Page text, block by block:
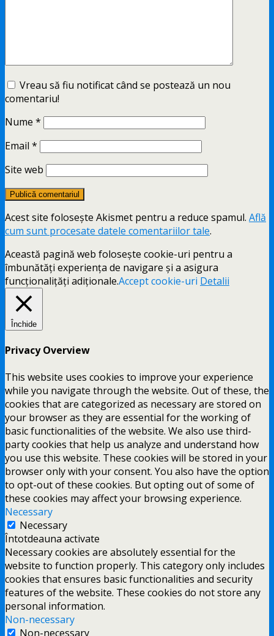
Vreau să fiu notificat când se postează un nou
comentariu!
Nume *
Email *
Site web
Acest site folosește Akismet pentru a reduce spamul. Află
cum sunt procesate datele comentariilor tale.
Această pagină web folosește cookie-uri pentru a
îmbunătăți experiența de navigare și a asigura
funcționalițăți adiționale.Accept cookie-uri Detalii
Închide
Privacy Overview
This website uses cookies to improve your experience
while you navigate through the website. Out of these, the
cookies that are categorized as necessary are stored on
your browser as they are essential for the working of
basic functionalities of the website. We also use third-
party cookies that help us analyze and understand how
you use this website. These cookies will be stored in your
browser only with your consent. You also have the option
to opt-out of these cookies. But opting out of some of
these cookies may affect your browsing experience.
Necessary
Necessary
Întotdeauna activate
Necessary cookies are absolutely essential for the
website to function properly. This category only includes
cookies that ensures basic functionalities and security
features of the website. These cookies do not store any
personal information.
Non-necessary
Non-necessary